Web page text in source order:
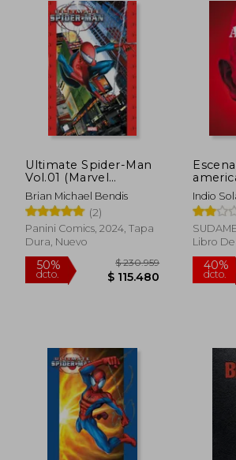
50%
dcto.
$ 196.234
$ 98.117
50%
dcto.
$ 208.841
$ 104.421
Ultimate Spider-Man
Vol.01 (Marvel
Omnibus)
Brian Michael Bendis
(2)
Panini Comics, 2024, Tapa
Dura, Nuevo
Indio
Libro